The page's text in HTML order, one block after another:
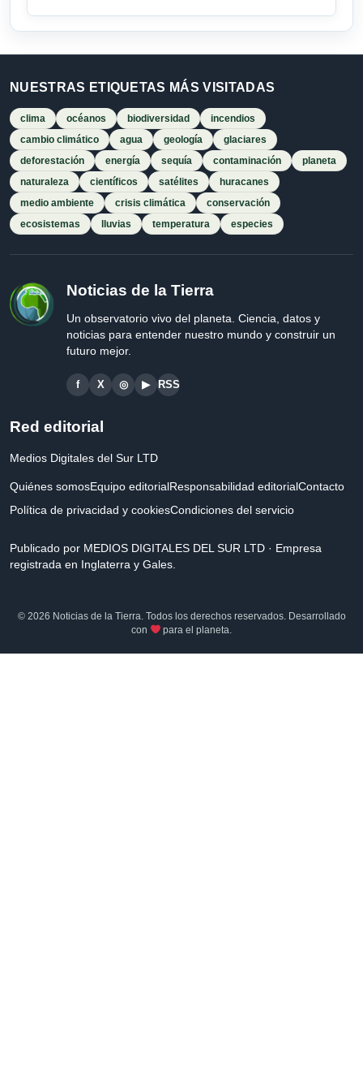
NUESTRAS ETIQUETAS MÁS VISITADAS
clima océanos biodiversidad
incendios
cambio climático
agua geología
glaciares
deforestación
energía sequía contaminación
planeta
naturaleza
científicos satélites
huracanes
medio ambiente
crisis climática
conservación
ecosistemas
lluvias temperatura especies
Noticias de la Tierra
Un observatorio vivo del planeta. Ciencia, datos y
noticias para entender nuestro mundo y construir un
futuro mejor.
f X ◎ ▶ RSS
Red editorial
Medios Digitales del Sur LTD
Quiénes somosEquipo editorialResponsabilidad editorialContacto
Política de privacidad y cookiesCondiciones del servicio
Publicado por MEDIOS DIGITALES DEL SUR LTD · Empresa
registrada en Inglaterra y Gales.
© 2026 Noticias de la Tierra. Todos los derechos reservados. Desarrollado
con
para el planeta.